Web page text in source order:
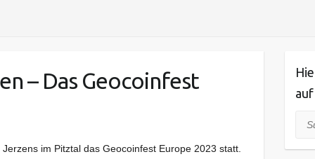
– Das Geocoinfest
im Pitztal das Geocoinfest Europe 2023 statt.